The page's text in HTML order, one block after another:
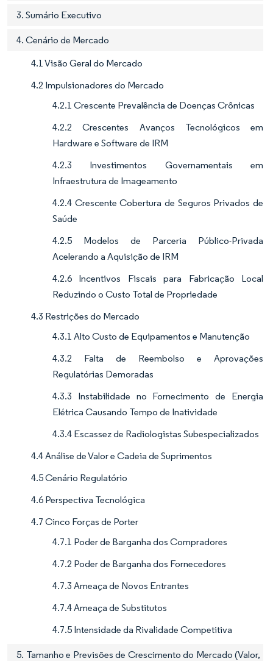
3. Sumário Executivo
4. Cenário de Mercado
4.1 Visão Geral do Mercado
4.2 Impulsionadores do Mercado
4.2.1 Crescente Prevalência de Doenças Crônicas
4.2.2 Crescentes Avanços Tecnológicos em
Hardware e Software de IRM
4.2.3 Investimentos Governamentais em
Infraestrutura de Imageamento
4.2.4 Crescente Cobertura de Seguros Privados de
Saúde
4.2.5 Modelos de Parceria Público-Privada
Acelerando a Aquisição de IRM
4.2.6 Incentivos Fiscais para Fabricação Local
Reduzindo o Custo Total de Propriedade
4.3 Restrições do Mercado
4.3.1 Alto Custo de Equipamentos e Manutenção
4.3.2 Falta de Reembolso e Aprovações
Regulatórias Demoradas
4.3.3 Instabilidade no Fornecimento de Energia
Elétrica Causando Tempo de Inatividade
4.3.4 Escassez de Radiologistas Subespecializados
4.4 Análise de Valor e Cadeia de Suprimentos
4.5 Cenário Regulatório
4.6 Perspectiva Tecnológica
4.7 Cinco Forças de Porter
4.7.1 Poder de Barganha dos Compradores
4.7.2 Poder de Barganha dos Fornecedores
4.7.3 Ameaça de Novos Entrantes
4.7.4 Ameaça de Substitutos
4.7.5 Intensidade da Rivalidade Competitiva
5. Tamanho e Previsões de Crescimento do Mercado (Valor,